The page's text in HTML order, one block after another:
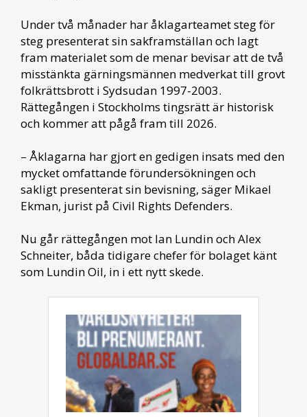
Under två månader har åklagarteamet steg för
steg presenterat sin sakframställan och lagt
fram materialet som de menar bevisar att de två
misstänkta gärningsmännen medverkat till grovt
folkrättsbrott i Sydsudan 1997-2003.
Rättegången i Stockholms tingsrätt är historisk
och kommer att pågå fram till 2026.
– Åklagarna har gjort en gedigen insats med den
mycket omfattande förundersökningen och
sakligt presenterat sin bevisning, säger Mikael
Ekman, jurist på Civil Rights Defenders.
Nu går rättegången mot Ian Lundin och Alex
Schneiter, båda tidigare chefer för bolaget känt
som Lundin Oil, in i ett nytt skede.